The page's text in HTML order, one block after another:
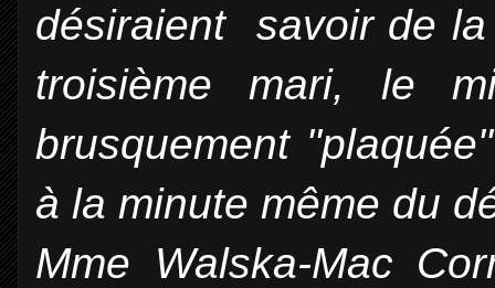
désiraient savoir de
troisième mari, le
brusquement
à la minute même du
Mme Walska-Mac